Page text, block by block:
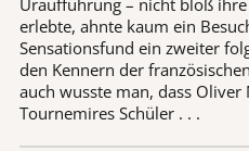
erlebte, ahnte kaum ein
Sensationsfund ein zweiter
den Kennern der
auch wusste man, dass Oliver
Tournemires Schüler . . .